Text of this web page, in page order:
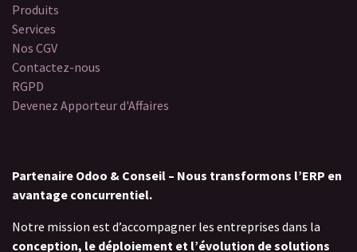
Produits
Services
Nos CGV
Contactez-nous
RGPD
Devenez Apporteur d'Affaires
Partenaire Odoo & Conseil – Nous transformons l’ERP en
avantage concurrentiel.
Notre mission est d’accompagner les entreprises dans la
conception, le déploiement et l’évolution de solutions